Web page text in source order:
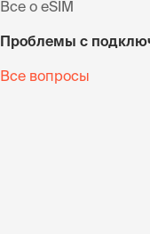
Все о eSIM
Проблемы с
Все вопросы